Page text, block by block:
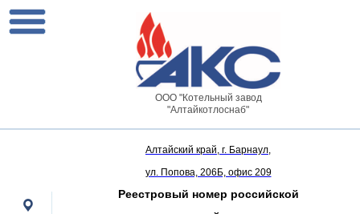
ООО "Котельный завод
"Алтайкотлоснаб"
Алтайский край, г. Барнаул,
ул. Попова, 206Б, офис 209
Реестровый номер российской